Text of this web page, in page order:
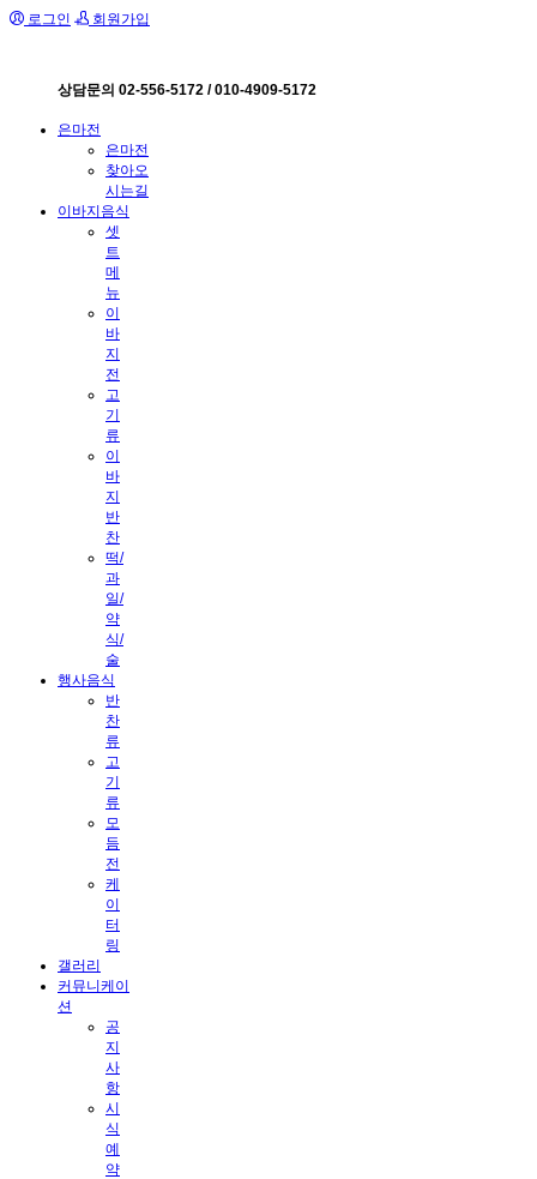
로그인 회원가입
상담문의 02-556-5172 / 010-4909-5172
은마전
은마전
찾아오
시는길
이바지음식
셋
트
메
뉴
이
바
지
전
고
기
류
이
바
지
반
찬
떡/
과
일/
약
식/
술
행사음식
반
찬
류
고
기
류
모
듬
전
케
이
터
링
갤러리
커뮤니케이
션
공
지
사
항
시
식
예
약